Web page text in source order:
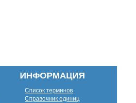
ИНФОРМАЦИЯ
Список терминов
Справочник единиц